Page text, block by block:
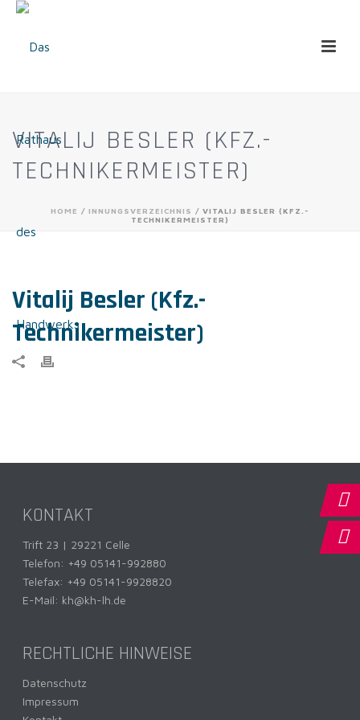
VITALIJ BESLER (KFZ.-
TECHNIKERMEISTER)
HOME / INNUNGSVERZEICHNIS / VITALIJ BESLER (KFZ.-
TECHNIKERMEISTER)
Vitalij Besler (Kfz.-
Technikermeister)
KONTAKT
Trift 23 | 29221 Celle
Telefon: +49 05141-992880
Telefax: +49 05141-9928820
E-Mail: kh@kh-lh.de
RECHTLICHE HINWEISE
Datenschutz
Impressum